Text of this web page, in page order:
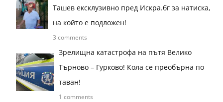
Ташев ексклузивно пред Искра.бг за натиска,
на който е подложен!
3 comments
Зрелищна катастрофа на пътя Велико
Търново – Гурково! Кола се преобърна по
таван!
1 comments